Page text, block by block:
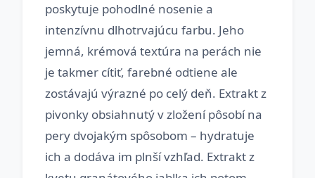
poskytuje pohodlné nosenie a
intenzívnu dlhotrvajúcu farbu. Jeho
jemná, krémová textúra na perách nie
je takmer cítiť, farebné odtiene ale
zostávajú výrazné po celý deň. Extrakt z
pivonky obsiahnutý v zložení pôsobí na
pery dvojakým spôsobom – hydratuje
ich a dodáva im plnší vzhľad. Extrakt z